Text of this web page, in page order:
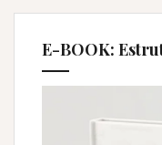
E-BOOK: